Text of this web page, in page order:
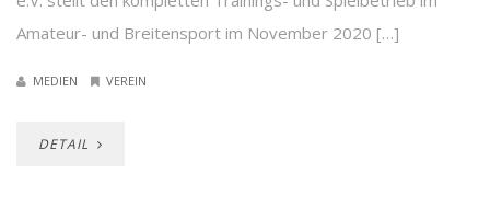
Amateur- und Breitensport im November 2020 […]
MEDIEN VEREIN
DETAIL